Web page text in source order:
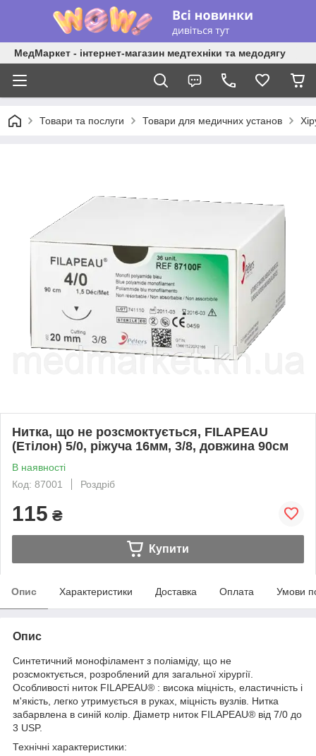
МедМаркет - інтернет-магазин медтехніки та медодягу
Товари та послуги Товари для медичних установ
Нитка, що не розсмоктується, FILAPEAU
(Етілон) 5/0, ріжуча 16мм, 3/8, довжина 90см
В наявності
Код: 87001
Роздріб
115 ₴
Купити
Опис Характеристики Доставка Оплата Умови
Опис
Синтетичний монофіламент з поліаміду, що не
розсмоктується, розроблений для загальної хірургії.
Особливості ниток FILAPEAU® : висока міцність, еластичність і
м'якість, легко утримується в руках, міцність вузлів. Нитка
забарвлена в синій колір. Діаметр ниток FILAPEAU® від 7/0 до
3 USP.
Технічні характеристики: